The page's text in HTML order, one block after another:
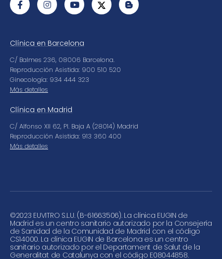
Clínica en Barcelona
C/ Balmes 236, 08006 Barcelona.
Reproducción Asistida: 900 510 520
Ginecología: 934 444 323
Más detalles
Clínica en Madrid
C/ Alfonso XII 62, Pl. Baja A (28014) Madrid
Reproducción Asistida: 913 360 400
Más detalles
©2023 EUVITRO S.L.U. (B-61663506). La clínica EUGIN de
Madrid es un centro sanitario autorizado por la Consejería
de Sanidad de la Comunidad de Madrid con el código
CS14000. La clínica EUGIN de Barcelona es un centro
sanitario autorizado por el Departament de Salut de la
Generalitat de Catalunya con el código E08044858.